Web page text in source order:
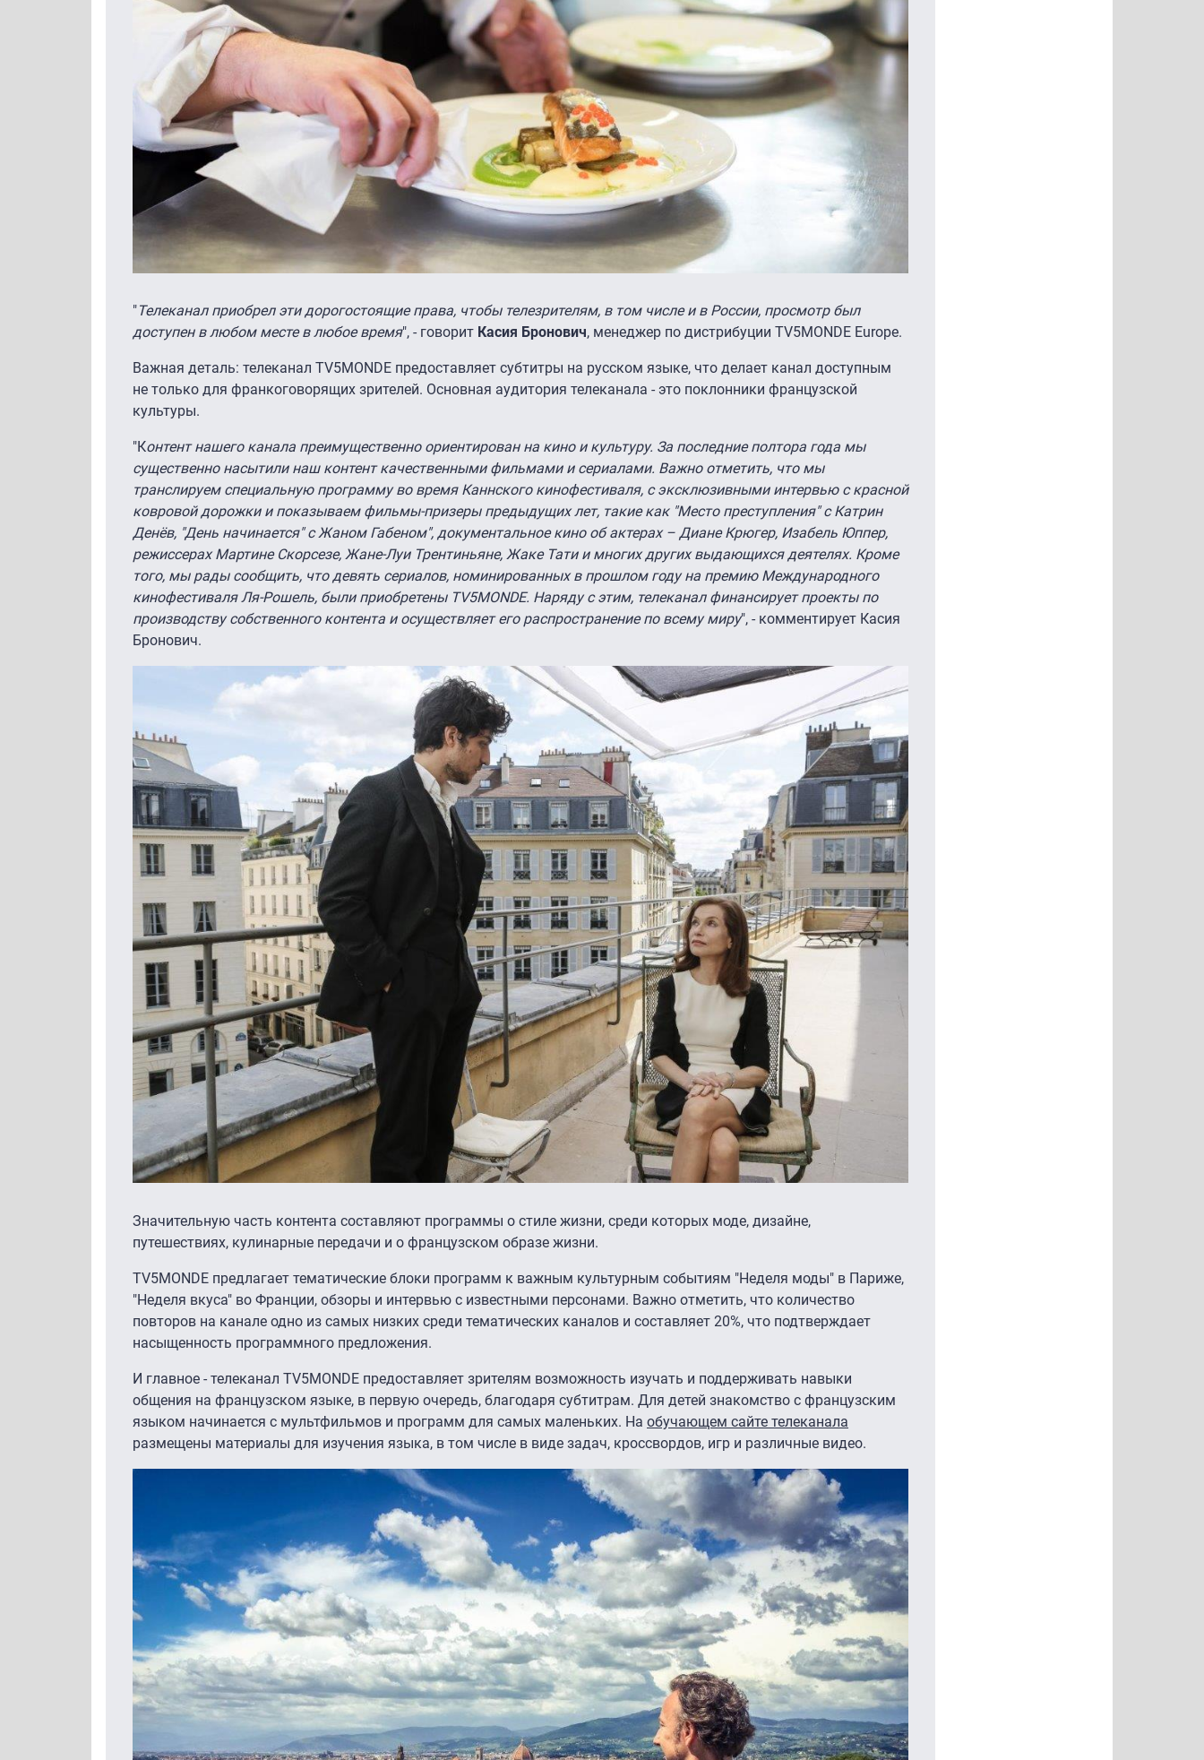
"Телеканал приобрел эти дорогостоящие права, чтобы телезрителям, в том числе и в России, просмотр был
доступен в любом месте в любое время", - говорит Касия Бронович, менеджер по дистрибуции TV5MONDE Europe.
Важная деталь: телеканал TV5MONDE предоставляет субтитры на русском языке, что делает канал доступным
не только для франкоговорящих зрителей. Основная аудитория телеканала - это поклонники французской
культуры.
"Контент нашего канала преимущественно ориентирован на кино и культуру. За последние полтора года мы
существенно насытили наш контент качественными фильмами и сериалами. Важно отметить, что мы
транслируем специальную программу во время Каннского кинофестиваля, с эксклюзивными интервью с красной
ковровой дорожки и показываем фильмы-призеры предыдущих лет, такие как "Место преступления" с Катрин
Денёв, "День начинается" с Жаном Габеном", документальное кино об актерах – Диане Крюгер, Изабель Юппер,
режиссерах Мартине Скорсезе, Жане-Луи Трентиньяне, Жаке Тати и многих других выдающихся деятелях. Кроме
того, мы рады сообщить, что девять сериалов, номинированных в прошлом году на премию Международного
кинофестиваля Ля-Рошель, были приобретены TV5MONDE. Наряду с этим, телеканал финансирует проекты по
производству собственного контента и осуществляет его распространение по всему миру", - комментирует Касия
Бронович.
Значительную часть контента составляют программы о стиле жизни, среди которых моде, дизайне,
путешествиях, кулинарные передачи и о французском образе жизни.
TV5MONDE предлагает тематические блоки программ к важным культурным событиям "Неделя моды" в Париже,
"Неделя вкуса" во Франции, обзоры и интервью с известными персонами. Важно отметить, что количество
повторов на канале одно из самых низких среди тематических каналов и составляет 20%, что подтверждает
насыщенность программного предложения.
И главное - телеканал TV5MONDE предоставляет зрителям возможность изучать и поддерживать навыки
общения на французском языке, в первую очередь, благодаря субтитрам. Для детей знакомство с французским
языком начинается с мультфильмов и программ для самых маленьких. На обучающем сайте телеканала
размещены материалы для изучения языка, в том числе в виде задач, кроссвордов, игр и различные видео.